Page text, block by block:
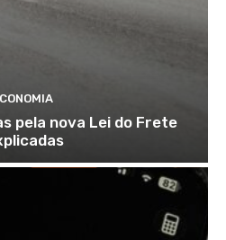
pela nova Lei do Frete